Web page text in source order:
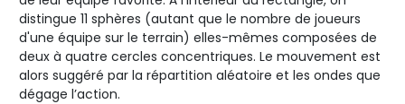
distingue 11 sphères (autant que le nombre de joueurs
d'une équipe sur le terrain) elles-mêmes composées de
deux à quatre cercles concentriques. Le mouvement est
alors suggéré par la répartition aléatoire et les ondes que
dégage l’action.